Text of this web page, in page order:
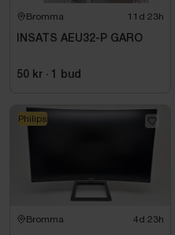
Bromma 11d 23h
INSATS AEU32-P GARO
50 kr · 1 bud
Bromma 4d 23h
Philips